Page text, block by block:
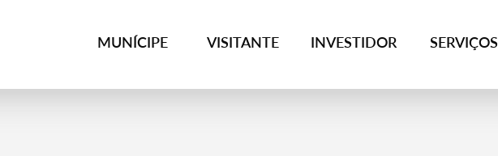
MUNÍCIPE VISITANTE INVESTIDOR SERVIÇOS